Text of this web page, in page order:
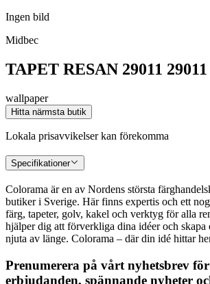
Ingen bild
Midbec
TAPET RESAN 29011 29011
wallpaper
Hitta närmsta butik
Lokala prisavvikelser kan förekomma
Specifikationer
Colorama är en av Nordens största
butiker i Sverige. Här finns expertis och ett
färg, tapeter, golv, kakel och verktyg för alla
hjälper dig att förverkliga dina idéer och skapa
njuta av länge. Colorama – där din idé hittar
Prenumerera på vårt nyhetsbrev
erbjudanden, spännande nyheter